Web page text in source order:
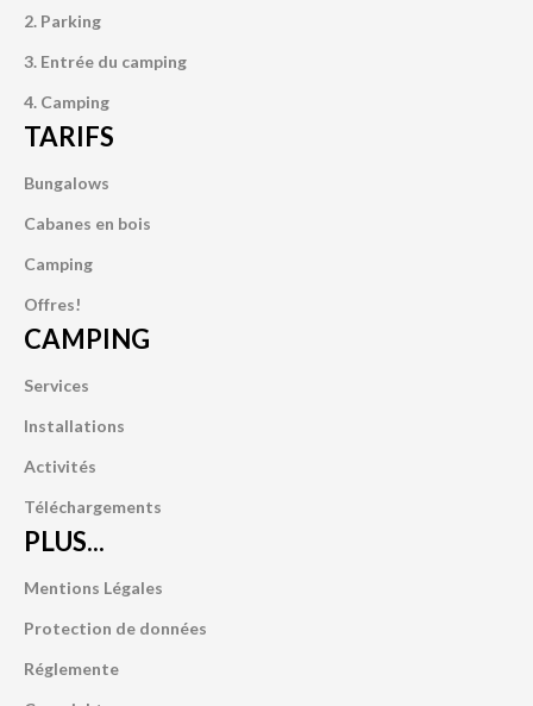
2. Parking
3. Entrée du camping
4. Camping
TARIFS
Bungalows
Cabanes en bois
Camping
Offres!
CAMPING
Services
Installations
Activités
Téléchargements
PLUS...
Mentions Légales
Protection de données
Réglemente